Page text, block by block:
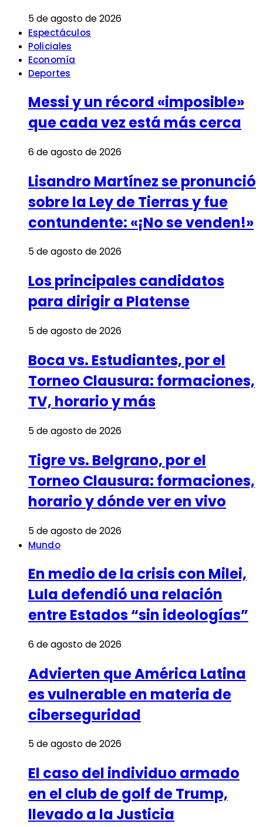
5 de agosto de 2026
Espectáculos
Policiales
Economía
Deportes
Messi y un récord «imposible»
que cada vez está más cerca
6 de agosto de 2026
Lisandro Martínez se pronunció
sobre la Ley de Tierras y fue
contundente: «¡No se venden!»
5 de agosto de 2026
Los principales candidatos
para dirigir a Platense
5 de agosto de 2026
Boca vs. Estudiantes, por el
Torneo Clausura: formaciones,
TV, horario y más
5 de agosto de 2026
Tigre vs. Belgrano, por el
Torneo Clausura: formaciones,
horario y dónde ver en vivo
5 de agosto de 2026
Mundo
En medio de la crisis con Milei,
Lula defendió una relación
entre Estados “sin ideologías”
6 de agosto de 2026
Advierten que América Latina
es vulnerable en materia de
ciberseguridad
5 de agosto de 2026
El caso del individuo armado
en el club de golf de Trump,
llevado a la Justicia